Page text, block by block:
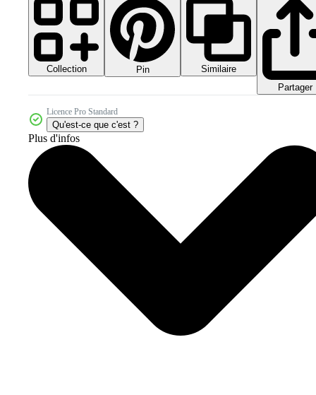
Collection Pin
Similaire
Partager
Licence Pro Standard
Qu'est-ce que c'est ?
Plus d'infos